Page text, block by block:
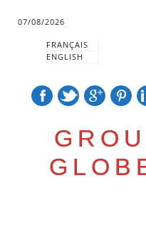
07/08/2026
FRANÇAIS
ENGLISH